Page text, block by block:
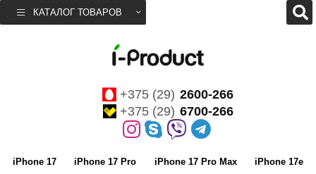
КАТАЛОГ ТОВАРОВ
+375 (29) 2600-266
+375 (29) 6700-266
iPhone 17 iPhone 17 Pro iPhone 17 Pro Max iPhone 17e